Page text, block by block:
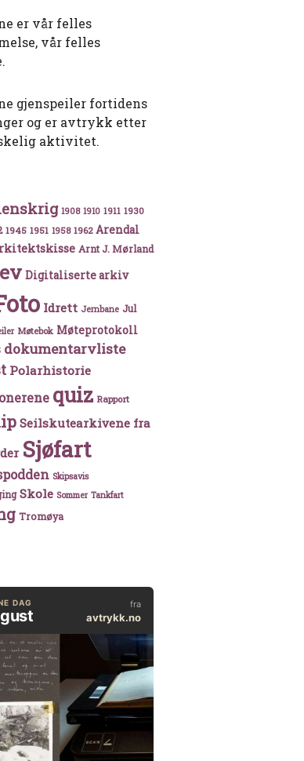
er vår felles
vår felles
gjenspeiler fortidens
og er avtrykk etter
aktivitet.
1908 1910 1911 1930
1945 1951 1958 1962 Arendal
Arnt J. Mørland
Digitaliserte arkiv
Idrett Jernbane Jul
Møtebok Møteprotokoll
dokumentarvliste
Polarhistorie
quiz Rapport
Seilskutearkivene fra
Sjøfart
Skipsavis
Skole Sommer Tankfart
Tromøya